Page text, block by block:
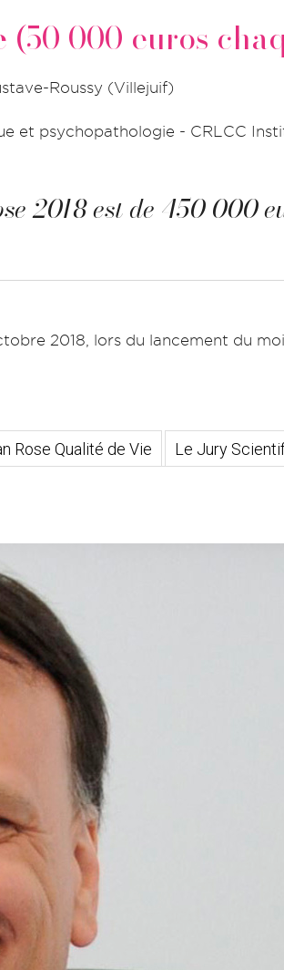
(50 000 euros
Roussy (Villejuif)
et psychopathologie - CRLCC
2018 est de 450 000
2018, lors du lancement du
Rose Qualité de Vie Le Jury